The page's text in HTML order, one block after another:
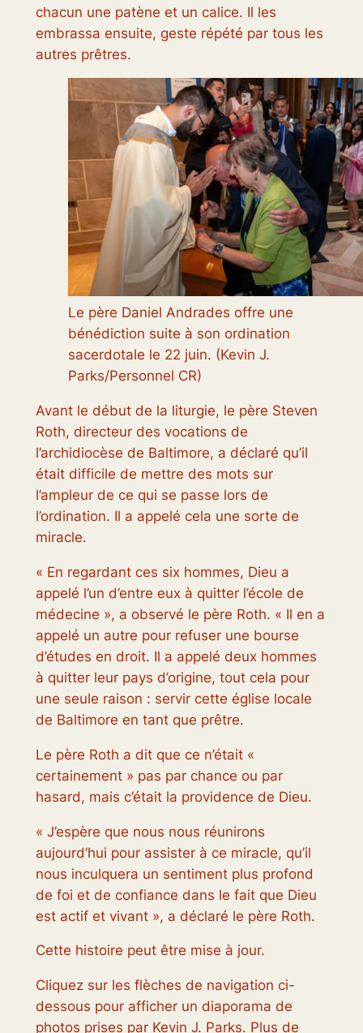
chacun une patène et un calice. Il les
embrassa ensuite, geste répété par tous les
autres prêtres.
Le père Daniel Andrades offre une
bénédiction suite à son ordination
sacerdotale le 22 juin. (Kevin J.
Parks/Personnel CR)
Avant le début de la liturgie, le père Steven
Roth, directeur des vocations de
l’archidiocèse de Baltimore, a déclaré qu’il
était difficile de mettre des mots sur
l’ampleur de ce qui se passe lors de
l’ordination. Il a appelé cela une sorte de
miracle.
« En regardant ces six hommes, Dieu a
appelé l’un d’entre eux à quitter l’école de
médecine », a observé le père Roth. « Il en a
appelé un autre pour refuser une bourse
d’études en droit. Il a appelé deux hommes
à quitter leur pays d’origine, tout cela pour
une seule raison : servir cette église locale
de Baltimore en tant que prêtre.
Le père Roth a dit que ce n’était «
certainement » pas par chance ou par
hasard, mais c’était la providence de Dieu.
« J’espère que nous nous réunirons
aujourd’hui pour assister à ce miracle, qu’il
nous inculquera un sentiment plus profond
de foi et de confiance dans le fait que Dieu
est actif et vivant », a déclaré le père Roth.
Cette histoire peut être mise à jour.
Cliquez sur les flèches de navigation ci-
dessous pour afficher un diaporama de
photos prises par Kevin J. Parks. Plus de